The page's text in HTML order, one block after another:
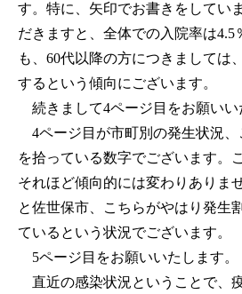
す。特に、矢印でお書きをしてい
だきますと、全体での入院率は4.5
も、60代以降の方につきましては
するという傾向にございます。
続きまして4ページ目をお願いい
4ページ目が市町別の発生状況、
を拾っている数字でございます。
それほど傾向的には変わりありま
と佐世保市、こちらがやはり発生
ているという状況でございます。
5ページ目をお願いいたします。
直近の感染状況ということで、